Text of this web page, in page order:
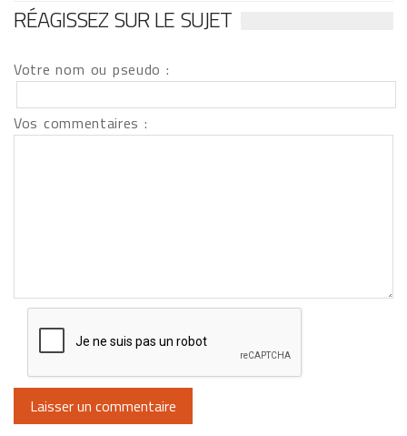
RÉAGISSEZ SUR LE SUJET
Votre nom ou pseudo :
Vos commentaires :